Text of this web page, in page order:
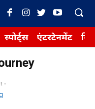
स्पोर्ट्स एंटरटेनमेंट
-